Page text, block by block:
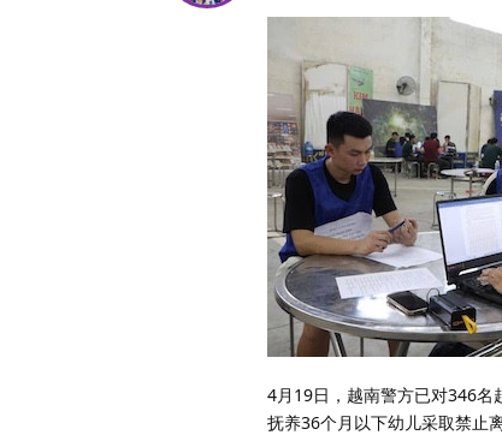
4月19日，越南警方已对346名
抚养36个月以下幼儿采取禁止